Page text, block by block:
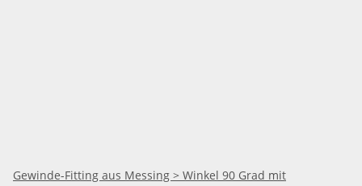
Gewinde-Fitting aus Messing > Winkel 90 Grad mit